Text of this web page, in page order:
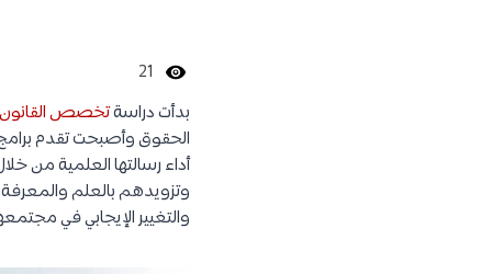
21
بدأت دراسةتخصص القانون
الحقوق وأصبحت تقدم
أداء رسالتها العلمية من
وتزويدهم بالعلم والمعرفة
والتغيير الإيجابي في